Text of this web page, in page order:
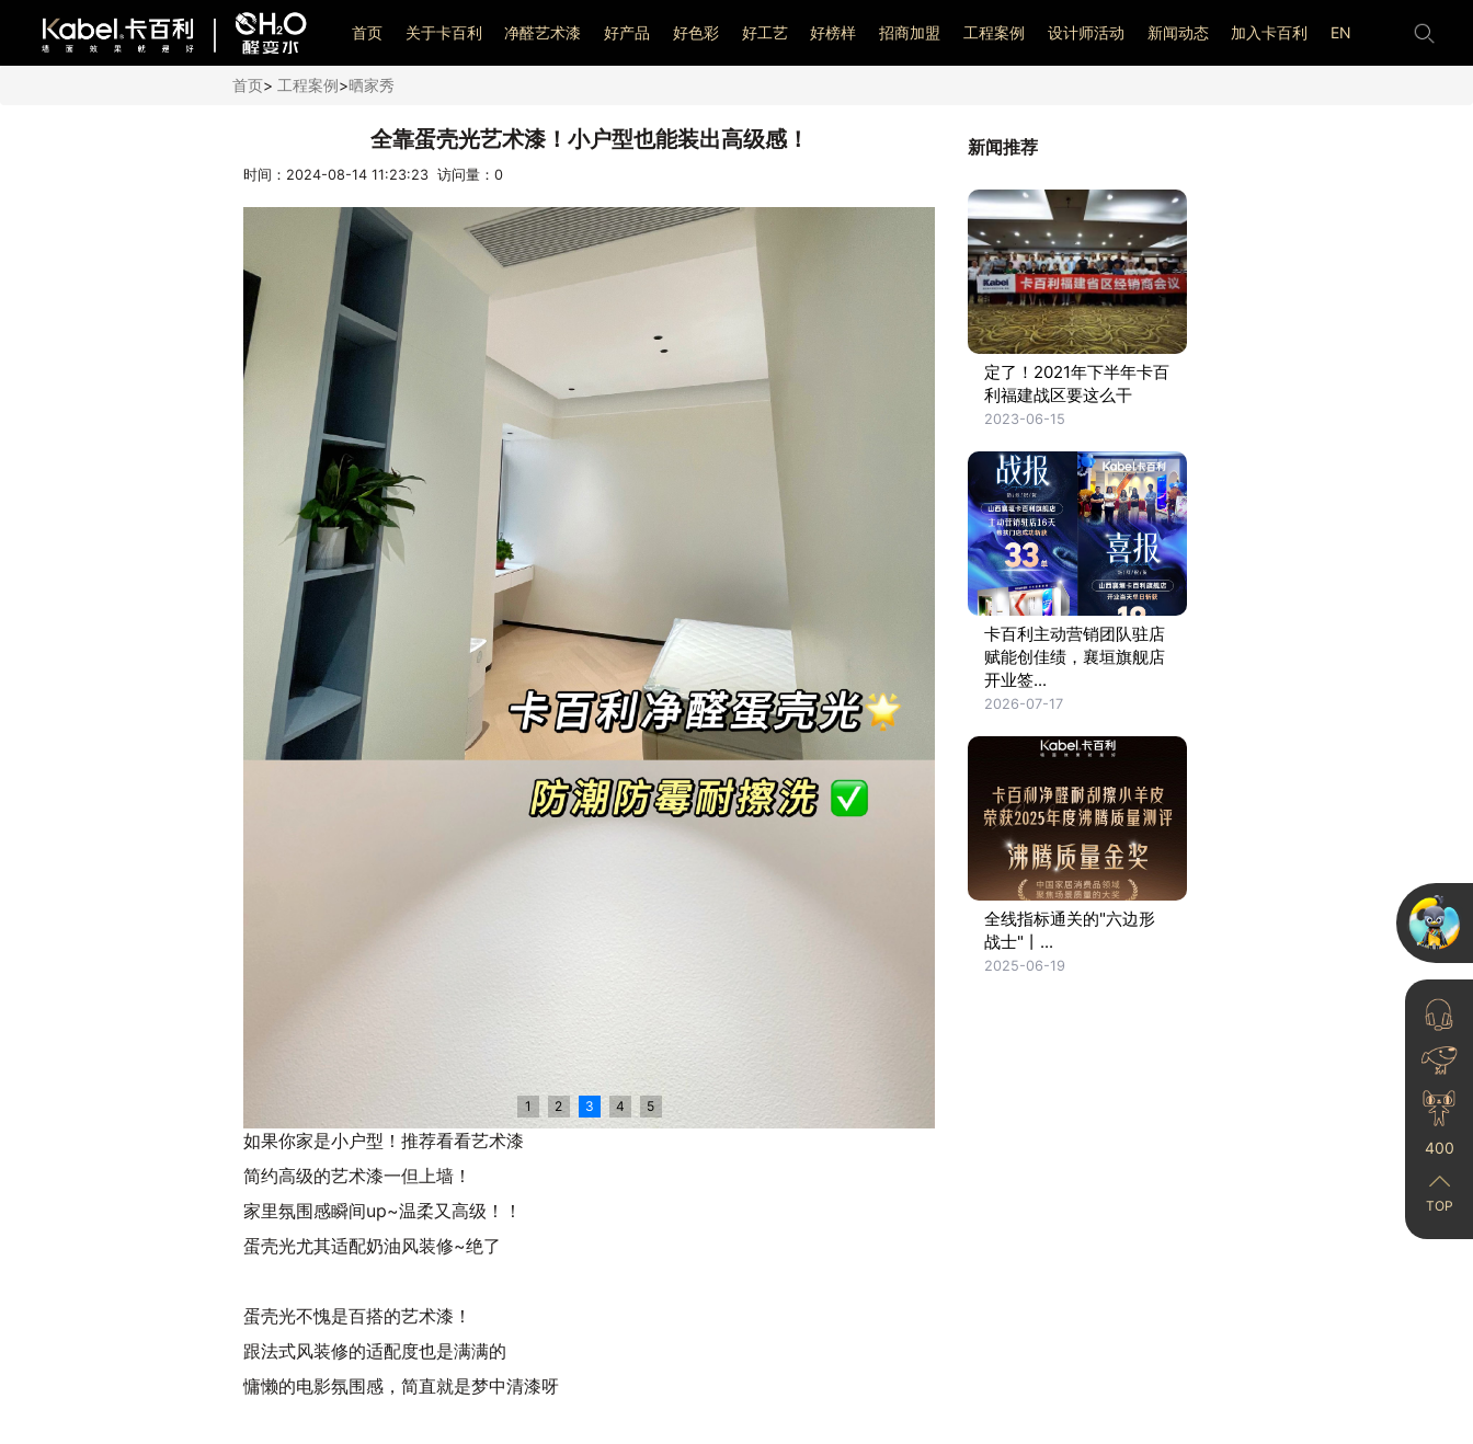
艺术漆加盟
首页 关于卡百利 净醛艺术漆 好产品 好色彩 好工艺 好榜样 招商加盟 工程案例 设计师活动 新闻动态 加入卡百利 EN
首页> 工程案例>晒家秀
全靠蛋壳光艺术漆！小户型也能装出高级感！
时间：2024-08-14 11:23:23 访问量： 0
1 2 3 4 5
如果你家是小户型！推荐看看艺术漆
简约高级的艺术漆一但上墙！
家里氛围感瞬间up~温柔又高级！！
蛋壳光尤其适配奶油风装修~绝了
蛋壳光不愧是百搭的艺术漆！
跟法式风装修的适配度也是满满的
慵懒的电影氛围感，简直就是梦中清漆呀
新闻推荐
定了！2021年下半年卡百
利福建战区要这么干
2023-06-15
卡百利主动营销团队驻店
赋能创佳绩，襄垣旗舰店
开业签...
2026-07-17
全线指标通关的"六边形
战士"丨...
2025-06-19
400
TOP